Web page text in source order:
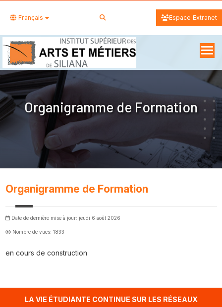
Français Espace Extranet
Organigramme de Formation
Organigramme de Formation
Date de dernière mise à jour: jeudi 6 août 2026
Nombre de vues: 1833
en cours de construction
LA VIE ÉTUDIANTE CONTINUE SUR LES RÉSEAUX